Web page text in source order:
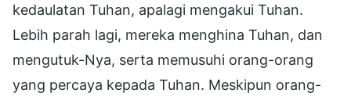
kedaulatan Tuhan, apalagi mengakui Tuhan.
Lebih parah lagi, mereka menghina Tuhan, dan
mengutuk-Nya, serta memusuhi orang-orang
yang percaya kepada Tuhan. Meskipun orang-